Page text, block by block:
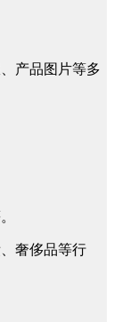
产品图片等多
奢侈品等行